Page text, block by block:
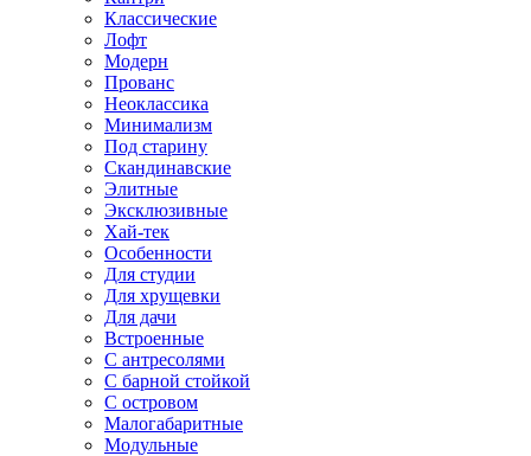
Классические
Лофт
Модерн
Прованс
Неоклассика
Минимализм
Под старину
Скандинавские
Элитные
Эксклюзивные
Хай-тек
Особенности
Для студии
Для хрущевки
Для дачи
Встроенные
С антресолями
С барной стойкой
С островом
Малогабаритные
Модульные